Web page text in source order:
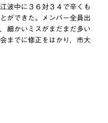
波中に３６対３４で辛くも
ができた。メンバー全員出
細かいミスがまだまだ多い
までに修正をはかり，市大